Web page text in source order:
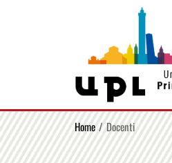
Home Docenti